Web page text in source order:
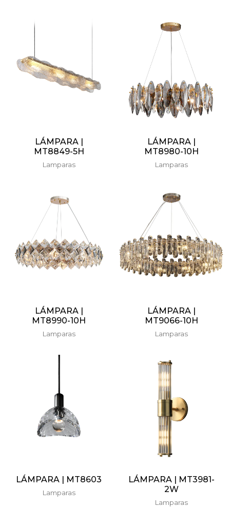
LÁMPARA |
MT8849-5H
Lamparas
LÁMPARA |
MT8980-10H
Lamparas
LÁMPARA |
MT8990-10H
Lamparas
LÁMPARA |
MT9066-10H
Lamparas
LÁMPARA | MT8603
Lamparas
LÁMPARA | MT3981-
2W
Lamparas